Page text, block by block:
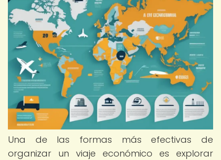
Una de las formas más efectivas de
organizar un viaje económico es explorar